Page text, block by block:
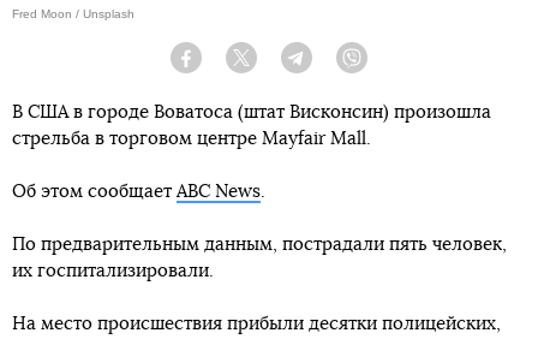
Fred Moon / Unsplash
Facebook Twitter Telegram
В США в городе Воватоса (штат Висконсин) произошла
стрельба в торговом центре Mayfair Mall.
Об этом сообщает ABC News
По предварительным данным, пострадали пять человек,
их госпитализировали.
На место происшествия прибыли десятки полицейских,